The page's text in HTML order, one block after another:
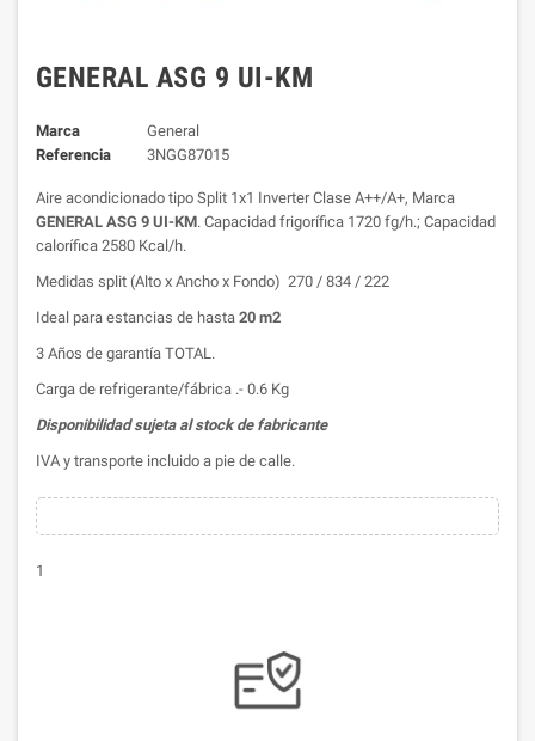
GENERAL ASG 9 UI-KM
Marca
General
Referencia
3NGG87015
Aire acondicionado tipo Split 1x1 Inverter Clase A++/A+, Marca
GENERAL ASG 9 UI-KM. Capacidad frigorífica 1720 fg/h.; Capacidad
calorífica 2580 Kcal/h.
Medidas split (Alto x Ancho x Fondo) 270 / 834 / 222
Ideal para estancias de hasta 20 m2
3 Años de garantía TOTAL.
Carga de refrigerante/fábrica .- 0.6 Kg
Disponibilidad sujeta al stock de fabricante
IVA y transporte incluido a pie de calle.
1